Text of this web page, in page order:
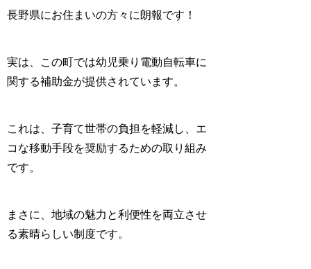
長野県にお住まいの方々に朗報です！
実は、この町では幼児乗り電動自転車に
関する補助金が提供されています。
これは、子育て世帯の負担を軽減し、エ
コな移動手段を奨励するための取り組み
です。
まさに、地域の魅力と利便性を両立させ
る素晴らしい制度です。